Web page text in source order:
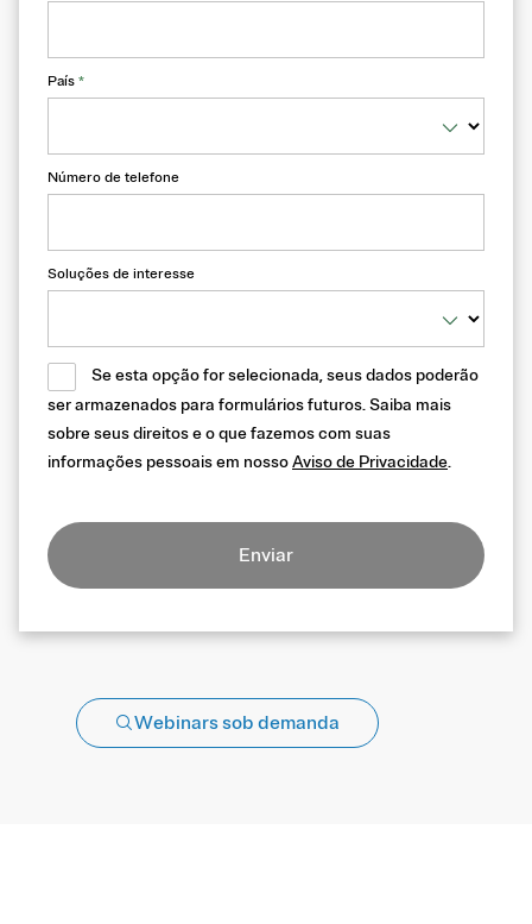
País *
Número de telefone
Soluções de interesse
Se esta opção for selecionada, seus dados poderão
ser armazenados para formulários futuros. Saiba mais
sobre seus direitos e o que fazemos com suas
informações pessoais em nossoAviso de Privacidade.
Enviar
Webinars sob demanda